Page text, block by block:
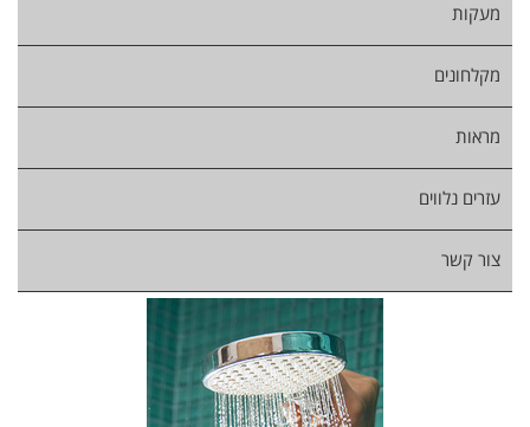
מעקות
מקלחונים
מראות
עזרים נלווים
צור קשר